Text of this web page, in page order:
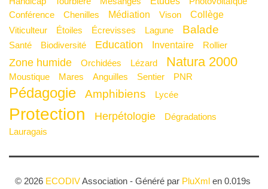
Conférence
Chenilles Médiation Vison Collège
Viticulteur Étoiles Écrevisses Lagune Balade
Santé Biodiversité Education Inventaire Rollier
Zone humide Orchidées Lézard Natura 2000
Moustique Mares Anguilles Sentier PNR
Pédagogie Amphibiens Lycée
Protection Herpétologie
Dégradations
Lauragais
© 2026 ECODIVAssociation - Généré par PluXml en 0.019s